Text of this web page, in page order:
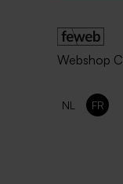
Webshop
NL FR